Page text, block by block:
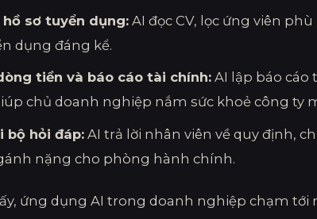
hồ sơ tuyển dụng: AI đọc CV, lọc ứng viên
dụng đáng kể.
tiền và báo cáo tài chính: AI lập báo cáo
chủ doanh nghiệp nắm sức khoẻ công ty
bộ hỏi đáp:AI trả lời nhân viên về quy định,
nặng cho phòng hành chính.
ứng dụng AI trong doanh nghiệp chạm